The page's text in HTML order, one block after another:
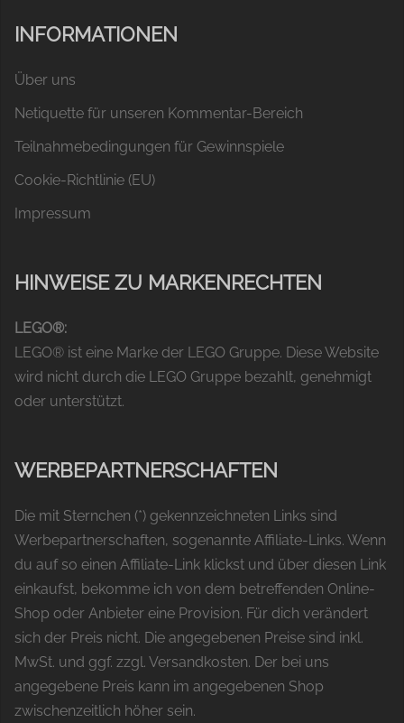
INFORMATIONEN
Über uns
Netiquette für unseren Kommentar-Bereich
Teilnahmebedingungen für Gewinnspiele
Cookie-Richtlinie (EU)
Impressum
HINWEISE ZU MARKENRECHTEN
LEGO®:
LEGO® ist eine Marke der LEGO Gruppe. Diese Website
wird nicht durch die LEGO Gruppe bezahlt, genehmigt
oder unterstützt.
WERBEPARTNERSCHAFTEN
Die mit Sternchen (*) gekennzeichneten Links sind
Werbepartnerschaften, sogenannte Affiliate-Links. Wenn
du auf so einen Affiliate-Link klickst und über diesen Link
einkaufst, bekomme ich von dem betreffenden Online-
Shop oder Anbieter eine Provision. Für dich verändert
sich der Preis nicht. Die angegebenen Preise sind inkl.
MwSt. und ggf. zzgl. Versandkosten. Der bei uns
angegebene Preis kann im angegebenen Shop
zwischenzeitlich höher sein.